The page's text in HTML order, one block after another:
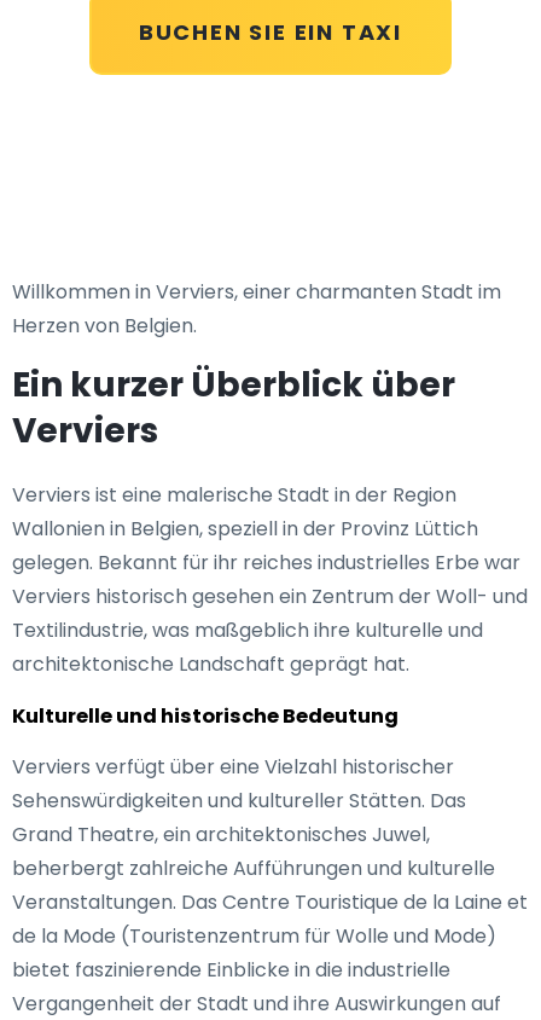
BUCHEN SIE EIN TAXI
Willkommen in Verviers, einer charmanten Stadt im
Herzen von Belgien.
Ein kurzer Überblick über
Verviers
Verviers ist eine malerische Stadt in der Region
Wallonien in Belgien, speziell in der Provinz Lüttich
gelegen. Bekannt für ihr reiches industrielles Erbe war
Verviers historisch gesehen ein Zentrum der Woll- und
Textilindustrie, was maßgeblich ihre kulturelle und
architektonische Landschaft geprägt hat.
Kulturelle und historische Bedeutung
Verviers verfügt über eine Vielzahl historischer
Sehenswürdigkeiten und kultureller Stätten. Das
Grand Theatre, ein architektonisches Juwel,
beherbergt zahlreiche Aufführungen und kulturelle
Veranstaltungen. Das Centre Touristique de la Laine et
de la Mode (Touristenzentrum für Wolle und Mode)
bietet faszinierende Einblicke in die industrielle
Vergangenheit der Stadt und ihre Auswirkungen auf